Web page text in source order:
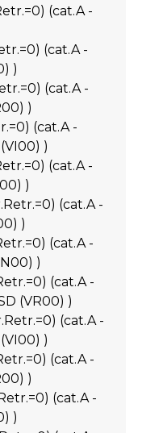
(cat.A -
(cat.A -
)
(cat.A -
)
(cat.A -
)
(cat.A -
)
(cat.A -
)
(cat.A -
)
(cat.A -
(VR00) )
(cat.A -
)
(cat.A -
)
(cat.A -
)